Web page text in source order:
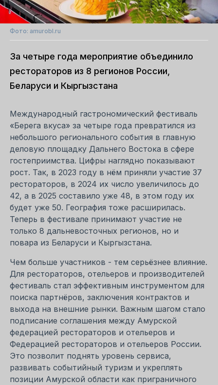
Фото: amurobl.ru
За четыре года мероприятие объединило
рестораторов из 8 регионов России,
Беларуси и Кыргызстана
Международный гастрономический фестиваль
«Берега вкуса» за четыре года превратился из
небольшого регионального события в главную
деловую площадку Дальнего Востока в сфере
гостеприимства. Цифры наглядно показывают
рост. Так, в 2023 году в нём приняли участие 37
рестораторов, в 2024 их число увеличилось до
42, а в 2025 составило уже 48, в этом году их
будет уже 50. География тоже расширилась.
Теперь в фестивале принимают участие не
только 8 дальневосточных регионов, но и
повара из Беларуси и Кыргызстана.
Чем больше участников - тем серьёзнее влияние.
Для рестораторов, отельеров и производителей
фестиваль стал эффективным инструментом для
поиска партнёров, заключения контрактов и
выхода на внешние рынки. Важным шагом стало
подписание соглашения между Амурской
федерацией рестораторов и отельеров и
Федерацией рестораторов и отельеров России.
Это позволит поднять уровень сервиса,
развивать событийный туризм и укреплять
позиции Амурской области как приграничного